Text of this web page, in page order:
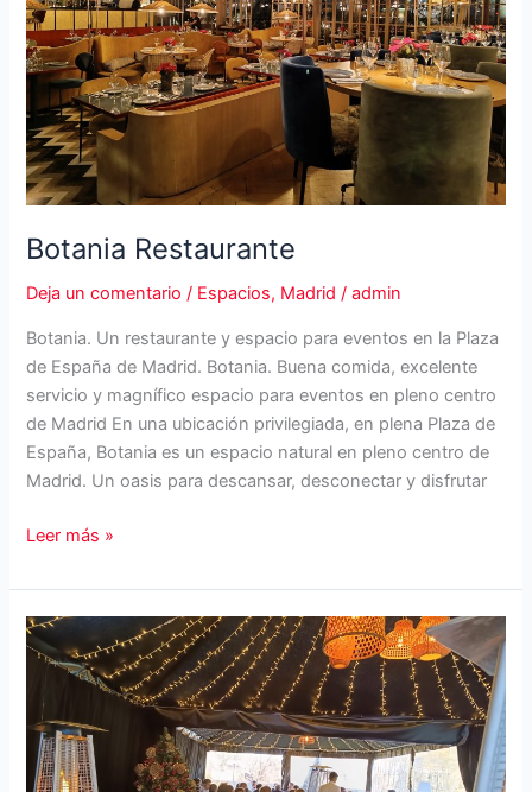
Botania Restaurante
Deja un comentario / Espacios, Madrid /admin
Botania. Un restaurante y espacio para eventos en la Plaza
de España de Madrid. Botania. Buena comida, excelente
servicio y magnífico espacio para eventos en pleno centro
de Madrid En una ubicación privilegiada, en plena Plaza de
España, Botania es un espacio natural en pleno centro de
Madrid. Un oasis para descansar, desconectar y disfrutar
Botania
Leer más »